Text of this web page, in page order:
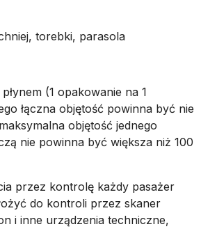
torebki, parasola
(1 opakowanie na 1
łączna objętość powinna być nie
objętość jednego
nie powinna być większa niż 100
przez kontrolę każdy pasażer
do kontroli przez skaner
i inne urządzenia techniczne,